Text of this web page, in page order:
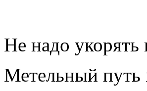
Не надо
Метельный путь